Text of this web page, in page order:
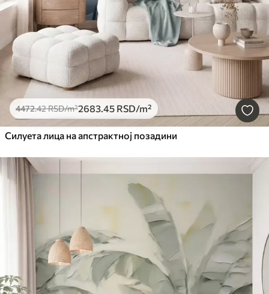
4472.42RSD/m²2683.45 RSD/m²
Силуета лица на апстрактној позадини